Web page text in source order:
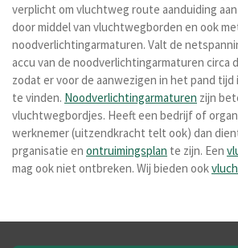
verplicht om vluchtweg route aanduiding
door middel van vluchtwegborden en ook
noodverlichtingarmaturen. Valt de
accu van de noodverlichtingarmaturen circa
zodat er voor de aanwezigen in het pand tijd
te vinden. Noodverlichtingarmaturen zijn
vluchtwegbordjes. Heeft een bedrijf of
werknemer (uitzendkracht telt ook) dan
prganisatie en ontruimingsplan te zijn. Een
mag ook niet ontbreken. Wij bieden ook